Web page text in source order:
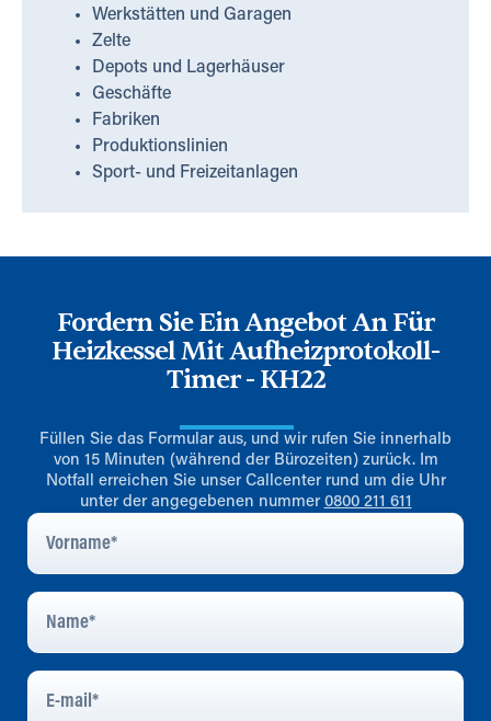
Werkstätten und Garagen
Zelte
Depots und Lagerhäuser
Geschäfte
Fabriken
Produktionslinien
Sport- und Freizeitanlagen
Fordern Sie Ein Angebot An Für
Heizkessel Mit Aufheizprotokoll-
Timer - KH22
Füllen Sie das Formular aus, und wir rufen Sie innerhalb
von 15 Minuten (während der Bürozeiten) zurück. Im
Notfall erreichen Sie unser Callcenter rund um die Uhr
unter der angegebenen nummer 0800 211 611
Vorname
Name
E-
Mail*